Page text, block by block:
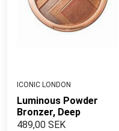
ICONIC LONDON
Luminous Powder
Bronzer, Deep
489,00 SEK